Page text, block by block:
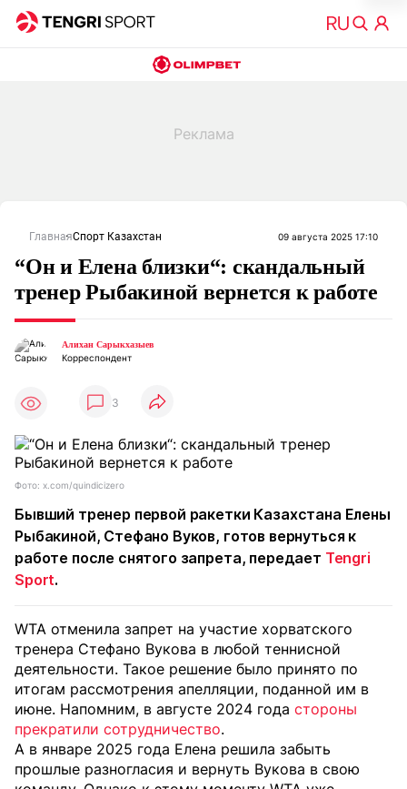
ГлавнаяСпорт Казахстан 09 августа 2025 17:10
“Он и Елена близки“: скандальный
тренер Рыбакиной вернется к работе
Алихан Сарыкхазыев
Корреспондент
3
Фото: x.com/quindicizero
Бывший тренер первой ракетки Казахстана Елены
Рыбакиной, Стефано Вуков, готов вернуться к
работе после снятого запрета, передает Tengri
Sport.
WTA отменила запрет на участие хорватского
тренера Стефано Вукова в любой теннисной
деятельности. Такое решение было принято по
итогам рассмотрения апелляции, поданной им в
июне. Напомним, в августе 2024 года стороны
прекратили сотрудничество.
А в январе 2025 года Елена решила забыть
прошлые разногласия и вернуть Вукова в свою